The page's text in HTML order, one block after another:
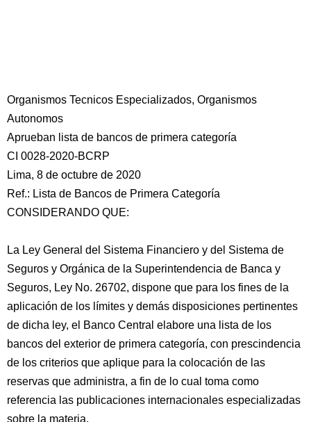
Organismos Tecnicos Especializados, Organismos
Autonomos
Aprueban lista de bancos de primera categoría
CI 0028-2020-BCRP
Lima, 8 de octubre de 2020
Ref.: Lista de Bancos de Primera Categoría
CONSIDERANDO QUE:
La Ley General del Sistema Financiero y del Sistema de
Seguros y Orgánica de la Superintendencia de Banca y
Seguros, Ley No. 26702, dispone que para los fines de la
aplicación de los límites y demás disposiciones pertinentes
de dicha ley, el Banco Central elabore una lista de los
bancos del exterior de primera categoría, con prescindencia
de los criterios que aplique para la colocación de las
reservas que administra, a fin de lo cual toma como
referencia las publicaciones internacionales especializadas
sobre la materia.